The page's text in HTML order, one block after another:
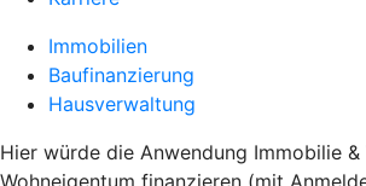
Immobilien
Baufinanzierung
Hausverwaltung
Hier würde die Anwendung Immobilie &
Wohneigentum finanzieren (mit